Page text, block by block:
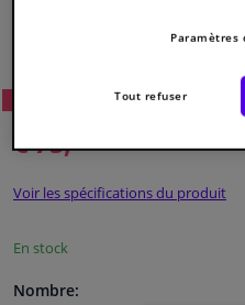
Nettoyage & protection
Atelier & outils
Camping-car, moto & vélo
Numéro de produit d'origine:
ADT332100N
Prix conseillé: € 142,
€ 75,
Voir les spécifications du produit
En stock
Nombre:
Paramètres
Tout refuser